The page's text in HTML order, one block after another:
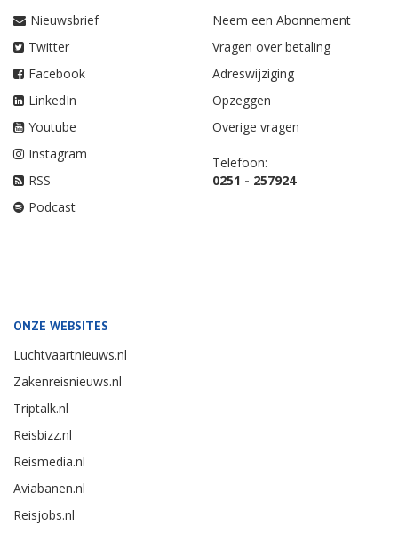
Nieuwsbrief
Twitter
Facebook
LinkedIn
Youtube
Instagram
RSS
Podcast
Neem een Abonnement
Vragen over betaling
Adreswijziging
Opzeggen
Overige vragen
Telefoon:
0251 - 257924
ONZE WEBSITES
Luchtvaartnieuws.nl
Zakenreisnieuws.nl
Triptalk.nl
Reisbizz.nl
Reismedia.nl
Aviabanen.nl
Reisjobs.nl